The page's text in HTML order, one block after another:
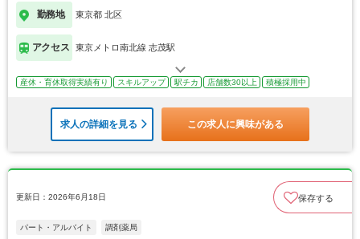
勤務地 東京都 北区
アクセス 東京メトロ南北線 志茂駅
産休・育休取得実績有り スキルアップ 駅チカ 店舗数30以上 積極採用中
求人の詳細を見る この求人に興味がある
更新日：2026年6月18日 保存する
パート・アルバイト 調剤薬局